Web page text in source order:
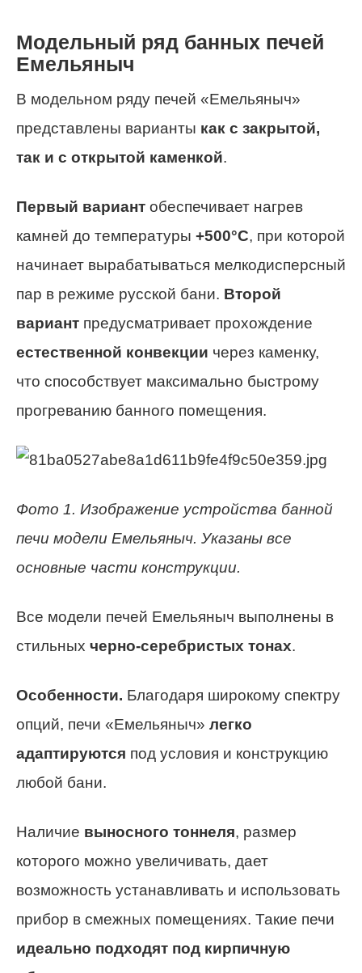
Модельный ряд банных печей
Емельяныч
В модельном ряду печей «Емельяныч»
представлены варианты как с закрытой,
так и с открытой каменкой.
Первый вариант обеспечивает нагрев
камней до температуры +500°С, при которой
начинает вырабатываться мелкодисперсный
пар в режиме русской бани. Второй
вариант предусматривает прохождение
естественной конвекции через каменку,
что способствует максимально быстрому
прогреванию банного помещения.
Фото 1. Изображение устройства банной
печи модели Емельяныч. Указаны все
основные части конструкции.
Все модели печей Емельяныч выполнены в
стильных черно-серебристых тонах.
Особенности. Благодаря широкому спектру
опций, печи «Емельяныч» легко
адаптируются под условия и конструкцию
любой бани.
Наличие выносного тоннеля, размер
которого можно увеличивать, дает
возможность устанавливать и использовать
прибор в смежных помещениях. Такие печи
идеально подходят под кирпичную